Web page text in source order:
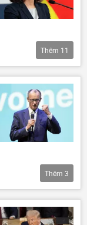
Thêm 11
Thêm 3